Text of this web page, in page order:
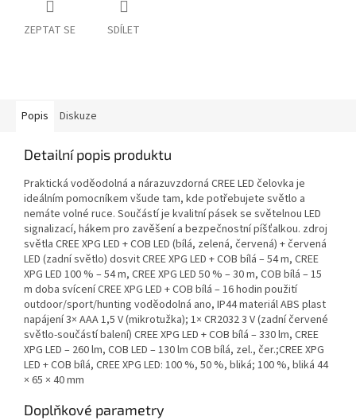
ZEPTAT SE SDÍLET
Popis Diskuze
Detailní popis produktu
Praktická voděodolná a nárazuvzdorná CREE LED čelovka je
ideálním pomocníkem všude tam, kde potřebujete světlo a
nemáte volné ruce. Součástí je kvalitní pásek se světelnou LED
signalizací, hákem pro zavěšení a bezpečnostní píšťalkou. zdroj
světla CREE XPG LED + COB LED (bílá, zelená, červená) + červená
LED (zadní světlo) dosvit CREE XPG LED + COB bílá – 54 m, CREE
XPG LED 100 % – 54 m, CREE XPG LED 50 % – 30 m, COB bílá – 15
m doba svícení CREE XPG LED + COB bílá – 16 hodin použití
outdoor/sport/hunting voděodolná ano, IP44 materiál ABS plast
napájení 3× AAA 1,5 V (mikrotužka); 1× CR2032 3 V (zadní červené
světlo-součástí balení) CREE XPG LED + COB bílá – 330 lm, CREE
XPG LED – 260 lm, COB LED – 130 lm COB bílá, zel., čer.;CREE XPG
LED + COB bílá, CREE XPG LED: 100 %, 50 %, bliká; 100 %, bliká 44
× 65 × 40 mm
Doplňkové parametry